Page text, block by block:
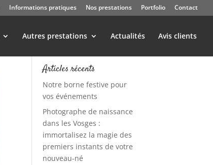
Informations pratiques Nos prestations Portfolio Contact
Autres prestations Actualités Avis clients
Articles récents
Notre borne festive pour
vos événements
Photographe de naissance
dans les Vosges :
immortalisez la magie des
premiers instants de votre
nouveau-né